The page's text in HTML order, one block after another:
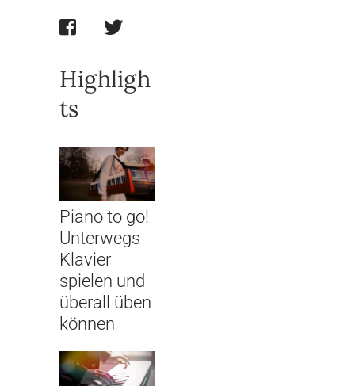
Highligh
ts
Piano to go!
Unterwegs
Klavier
spielen und
überall üben
können